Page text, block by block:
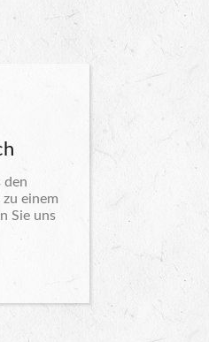
den
einem
Sie uns